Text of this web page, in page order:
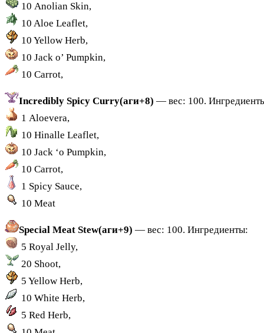
10 Anolian Skin,
10 Aloe Leaflet,
10 Yellow Herb,
10 Jack o’ Pumpkin,
10 Carrot,
Incredibly Spicy Curry(аги+8) — вес: 100.
1 Aloevera,
10 Hinalle Leaflet,
10 Jack ‘o Pumpkin,
10 Carrot,
1 Spicy Sauce,
10 Meat
Special Meat Stew(аги+9) — вес: 100. Ингредиенты:
5 Royal Jelly,
20 Shoot,
5 Yellow Herb,
10 White Herb,
5 Red Herb,